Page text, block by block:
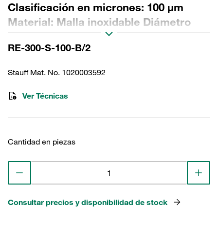
Clasificación en micrones: 100 µm
Material: Malla inoxidable Diámetro
exterior (mm): 143 Diámetro interior
(mm): 96,1 Longitud (mm): 483 Sellado:
RE-300-S-100-B/2
Stauff Mat. No. 1020003592
Ver Técnicas
Cantidad en piezas
Consultar precios y disponibilidad de stock